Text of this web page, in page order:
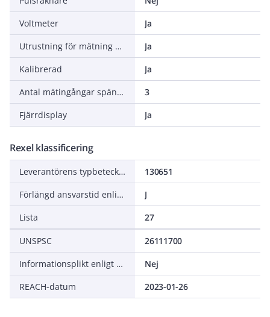
Voltmeter
Ja
Utrustning för mätning av aktiv effekt
Ja
Kalibrerad
Ja
Antal mätingångar spänning
3
Fjärrdisplay
Ja
Rexel klassificering
Leverantörens typbeteckning
130651
Förlängd ansvarstid enligt ALEM-09
J
Lista
27
UNSPSC
26111700
Informationsplikt enligt REACH
Nej
REACH-datum
2023-01-26